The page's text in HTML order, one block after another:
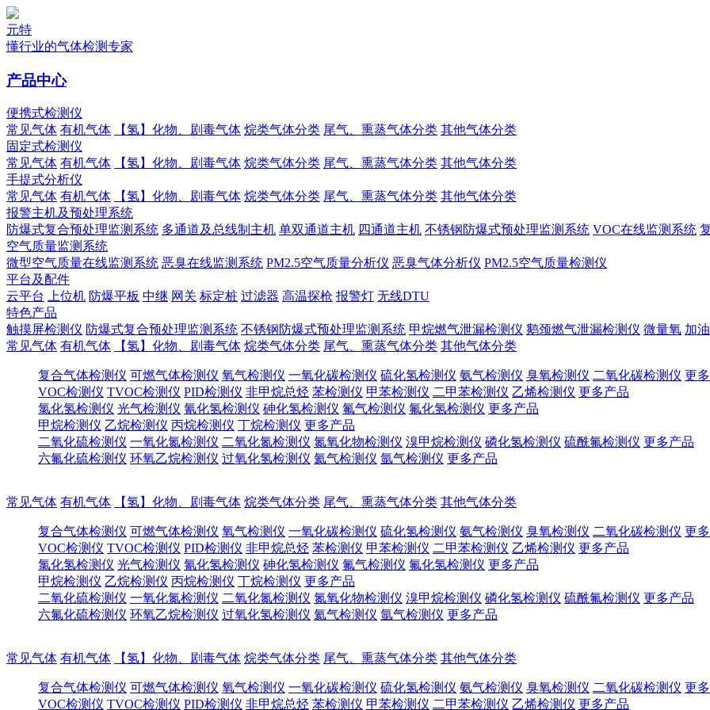
元特
懂行业的气体检测专家
产品中心
便携式检测仪
常见气体 有机气体 【氢】化物、剧毒气体 烷类气体分类 尾气、熏蒸气体分类 其他气体分类
固定式检测仪
常见气体 有机气体 【氢】化物、剧毒气体 烷类气体分类 尾气、熏蒸气体分类 其他气体分类
手提式分析仪
常见气体 有机气体 【氢】化物、剧毒气体 烷类气体分类 尾气、熏蒸气体分类 其他气体分类
报警主机及预处理系统
防爆式复合预处理监测系统 多通道及总线制主机 单双通道主机 四通道主机 不锈钢防爆式预处理监测系统 VOC在线监测系统
空气质量监测系统
微型空气质量在线监测系统 恶臭在线监测系统 PM2.5空气质量分析仪 恶臭气体分析仪 PM2.5空气质量检测仪
平台及配件
云平台 上位机 防爆平板 中继 网关 标定桩 过滤器 高温探枪 报警灯 无线DTU
特色产品
触摸屏检测仪 防爆式复合预处理监测系统 不锈钢防爆式预处理监测系统 甲烷燃气泄漏检测仪 鹅颈燃气泄漏检测仪 微量氧 加
常见气体 有机气体 【氢】化物、剧毒气体 烷类气体分类 尾气、熏蒸气体分类 其他气体分类
复合气体检测仪 可燃气体检测仪 氧气检测仪 一氧化碳检测仪 硫化氢检测仪 氨气检测仪 臭氧检测仪 二氧化碳检测仪 更
VOC检测仪 TVOC检测仪 PID检测仪 非甲烷总烃 苯检测仪 甲苯检测仪 二甲苯检测仪 乙烯检测仪 更多产品
氯化氢检测仪 光气检测仪 氰化氢检测仪 砷化氢检测仪 氟气检测仪 氟化氢检测仪 更多产品
甲烷检测仪 乙烷检测仪 丙烷检测仪 丁烷检测仪 更多产品
二氧化硫检测仪 一氧化氮检测仪 二氧化氮检测仪 氮氧化物检测仪 溴甲烷检测仪 磷化氢检测仪 硫酰氟检测仪 更多产品
六氟化硫检测仪 环氧乙烷检测仪 过氧化氢检测仪 氦气检测仪 氩气检测仪 更多产品
常见气体 有机气体 【氢】化物、剧毒气体 烷类气体分类 尾气、熏蒸气体分类 其他气体分类
复合气体检测仪 可燃气体检测仪 氧气检测仪 一氧化碳检测仪 硫化氢检测仪 氨气检测仪 臭氧检测仪 二氧化碳检测仪 更
VOC检测仪 TVOC检测仪 PID检测仪 非甲烷总烃 苯检测仪 甲苯检测仪 二甲苯检测仪 乙烯检测仪 更多产品
氯化氢检测仪 光气检测仪 氰化氢检测仪 砷化氢检测仪 氟气检测仪 氟化氢检测仪 更多产品
甲烷检测仪 乙烷检测仪 丙烷检测仪 丁烷检测仪 更多产品
二氧化硫检测仪 一氧化氮检测仪 二氧化氮检测仪 氮氧化物检测仪 溴甲烷检测仪 磷化氢检测仪 硫酰氟检测仪 更多产品
六氟化硫检测仪 环氧乙烷检测仪 过氧化氢检测仪 氦气检测仪 氩气检测仪 更多产品
常见气体 有机气体 【氢】化物、剧毒气体 烷类气体分类 尾气、熏蒸气体分类 其他气体分类
复合气体检测仪 可燃气体检测仪 氧气检测仪 一氧化碳检测仪 硫化氢检测仪 氨气检测仪 臭氧检测仪 二氧化碳检测仪 更
VOC检测仪 TVOC检测仪 PID检测仪 非甲烷总烃 苯检测仪 甲苯检测仪 二甲苯检测仪 乙烯检测仪 更多产品